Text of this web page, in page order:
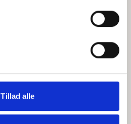
Tillad alle
ABCepos
Podcast